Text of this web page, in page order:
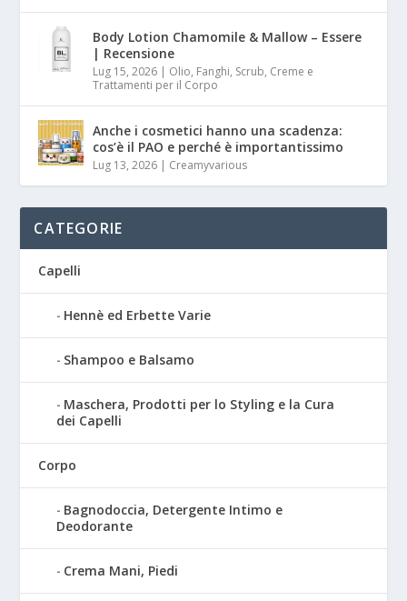
Body Lotion Chamomile & Mallow – Essere
| Recensione
Lug 15, 2026 | Olio, Fanghi, Scrub, Creme e
Trattamenti per il Corpo
Anche i cosmetici hanno una scadenza:
cos’è il PAO e perché è importantissimo
Lug 13, 2026 | Creamyvarious
CATEGORIE
Capelli
Hennè ed Erbette Varie
Shampoo e Balsamo
Maschera, Prodotti per lo Styling e la Cura
dei Capelli
Corpo
Bagnodoccia, Detergente Intimo e
Deodorante
Crema Mani, Piedi